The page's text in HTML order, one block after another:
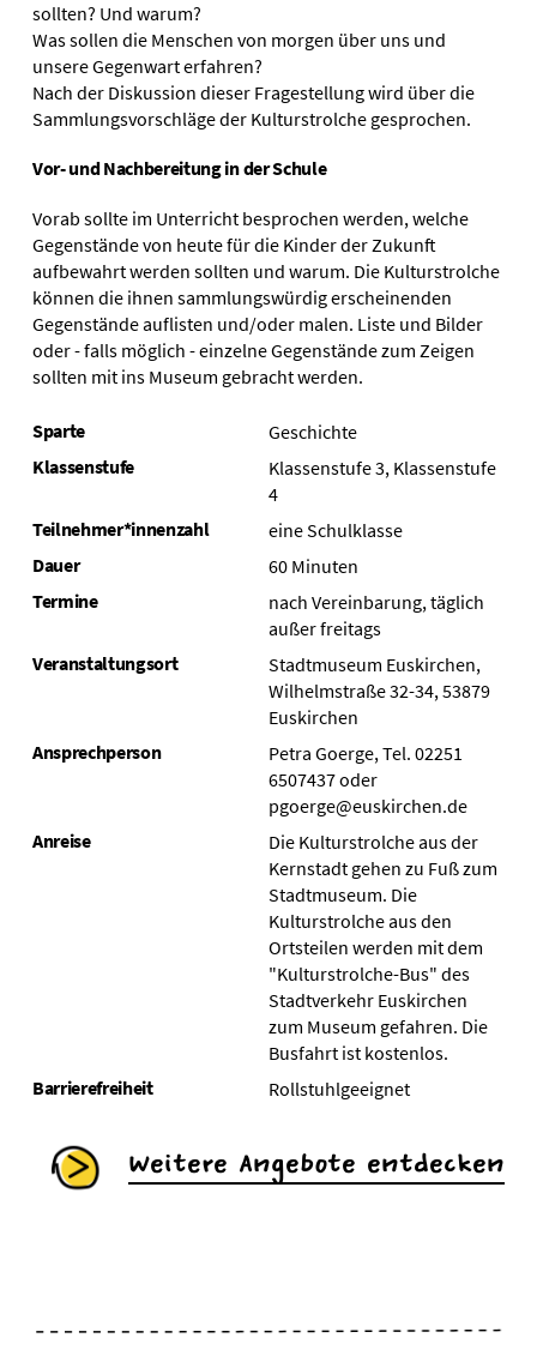
sollten? Und warum?
Was sollen die Menschen von morgen über uns und
unsere Gegenwart erfahren?
Nach der Diskussion dieser Fragestellung wird über die
Sammlungsvorschläge der Kulturstrolche gesprochen.
Vor- und Nachbereitung in der Schule
Vorab sollte im Unterricht besprochen werden, welche
Gegenstände von heute für die Kinder der Zukunft
aufbewahrt werden sollten und warum. Die Kulturstrolche
können die ihnen sammlungswürdig erscheinenden
Gegenstände auflisten und/oder malen. Liste und Bilder
oder - falls möglich - einzelne Gegenstände zum Zeigen
sollten mit ins Museum gebracht werden.
Sparte
Geschichte
Klassenstufe
Klassenstufe 3, Klassenstufe
4
Teilnehmer*innenzahl
eine Schulklasse
Dauer
60 Minuten
Termine
nach Vereinbarung, täglich
außer freitags
Veranstaltungsort
Stadtmuseum Euskirchen,
Wilhelmstraße 32-34, 53879
Euskirchen
Ansprechperson
Petra Goerge, Tel. 02251
6507437 oder
pgoerge@euskirchen.de
Anreise
Die Kulturstrolche aus der
Kernstadt gehen zu Fuß zum
Stadtmuseum. Die
Kulturstrolche aus den
Ortsteilen werden mit dem
"Kulturstrolche-Bus" des
Stadtverkehr Euskirchen
zum Museum gefahren. Die
Busfahrt ist kostenlos.
Barrierefreiheit
Rollstuhlgeeignet
Weitere Angebote entdecken